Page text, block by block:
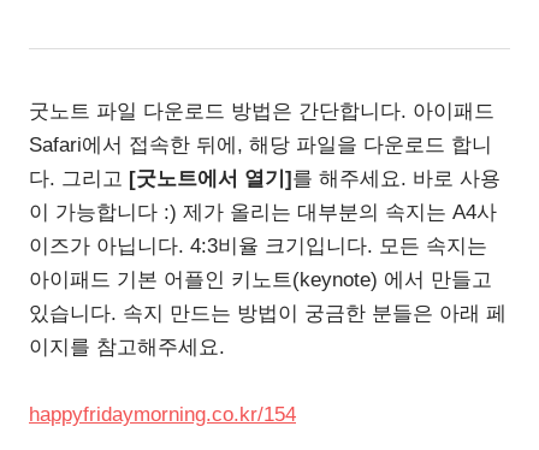
굿노트 파일 다운로드 방법은 간단합니다. 아이패드
Safari에서 접속한 뒤에, 해당 파일을 다운로드 합니
다. 그리고 [굿노트에서 열기]를 해주세요. 바로 사용
이 가능합니다 :) 제가 올리는 대부분의 속지는 A4사
이즈가 아닙니다. 4:3비율 크기입니다. 모든 속지는
아이패드 기본 어플인 키노트(keynote) 에서 만들고
있습니다. 속지 만드는 방법이 궁금한 분들은 아래 페
이지를 참고해주세요.
happyfridaymorning.co.kr/154